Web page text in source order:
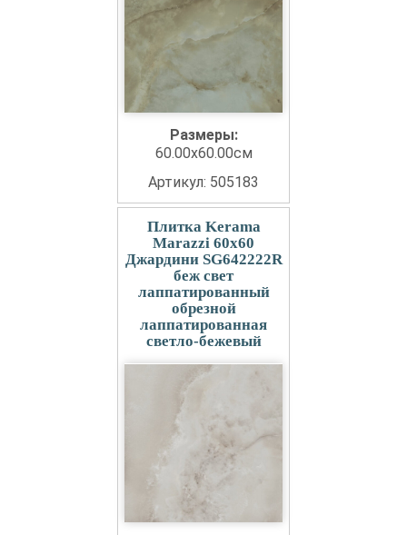
Размеры:
60.00x60.00см
Артикул: 505183
Плитка Kerama
Marazzi 60x60
Джардини SG642222R
беж свет
лаппатированный
обрезной
лаппатированная
светло-бежевый